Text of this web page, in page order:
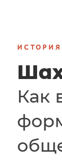
ИСТОРИЯ
Как